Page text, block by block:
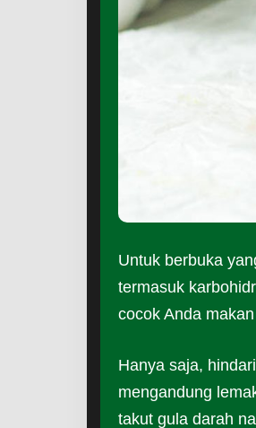
Untuk berbuka
termasuk
cocok Anda
Hanya saja,
mengandung
takut gula darah